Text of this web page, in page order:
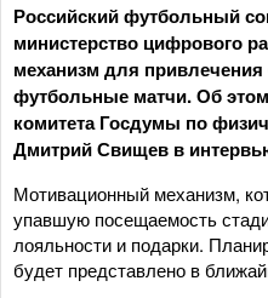
Российский футбольный
министерство цифрового
механизм для
футбольные матчи. Об этом
комитета Госдумы по
Дмитрий Свищев в
Мотивационный механизм,
упавшую посещаемость
лояльности и подарки.
будет представлено в